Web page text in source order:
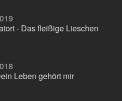
- Das fleißige Lieschen
Leben gehört mir